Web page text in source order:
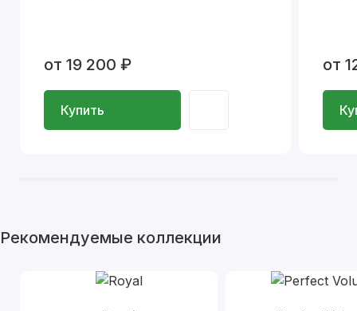
от 19 200 ₽
Купить
от
Рекомендуемые коллекции